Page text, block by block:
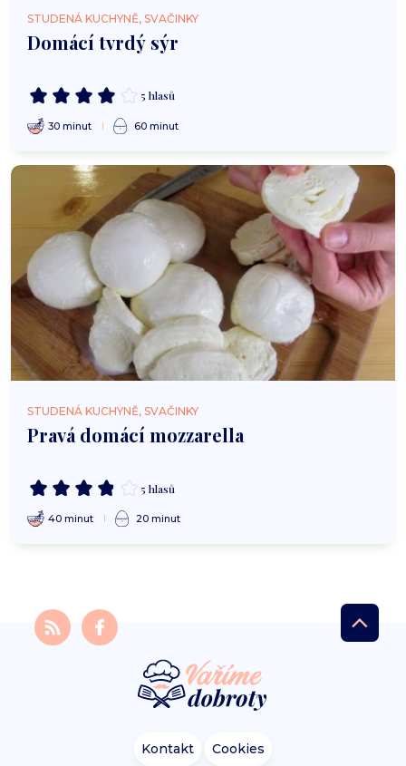
STUDENÁ KUCHYNĚ, SVAČINKY
Domácí tvrdý sýr
5 hlasů
30 minut 60 minut
STUDENÁ KUCHYNĚ, SVAČINKY
Pravá domácí mozzarella
5 hlasů
40 minut 20 minut
Kontakt Cookies